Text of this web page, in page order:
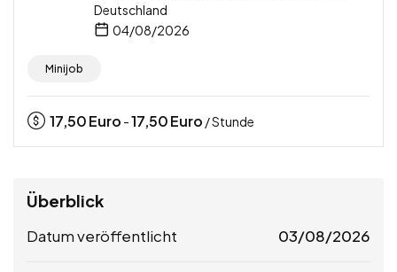
Deutschland
04/08/2026
Minijob
17,50Euro -17,50Euro / Stunde
Überblick
Datum veröffentlicht 03/08/2026